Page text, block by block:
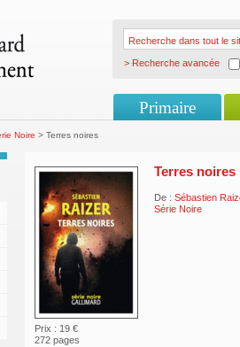
> Recherche avancée
Primaire
Noire > Terres noires
Prix : 19 €
272 pages
Terres noires
De : Sébastien
Série Noire